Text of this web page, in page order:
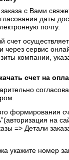
с Вами
даты
почту.
счет
через сервис
компании,
счет на
формирования
на
=> Детали
укажите номер